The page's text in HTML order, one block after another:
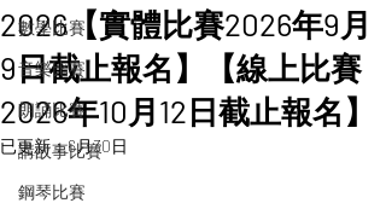
數學比賽
音樂比賽
朗誦比賽
講故事比賽
鋼琴比賽
2026【實體比賽2026年9月
9日截止報名】【線上比賽
2026年10月12日截止報名】
已更新：6月30日